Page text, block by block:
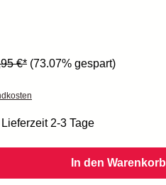
€* (73.07% gespart)
2-3 Tage
In den Warenkorb